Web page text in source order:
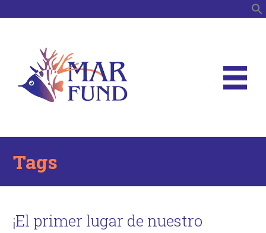
Tags
¡El primer lugar de nuestro